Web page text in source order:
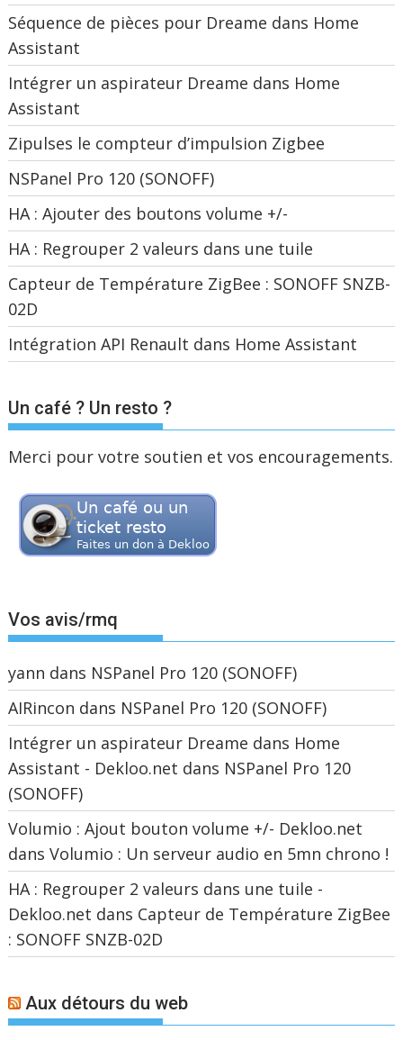
Séquence de pièces pour Dreame dans Home
Assistant
Intégrer un aspirateur Dreame dans Home
Assistant
Zipulses le compteur d’impulsion Zigbee
NSPanel Pro 120 (SONOFF)
HA : Ajouter des boutons volume +/-
HA : Regrouper 2 valeurs dans une tuile
Capteur de Température ZigBee : SONOFF SNZB-
02D
Intégration API Renault dans Home Assistant
Un café ? Un resto ?
Merci pour votre soutien et vos encouragements.
Vos avis/rmq
yann dans NSPanel Pro 120 (SONOFF)
AIRincon dans NSPanel Pro 120 (SONOFF)
Intégrer un aspirateur Dreame dans Home
Assistant - Dekloo.net dans NSPanel Pro 120
(SONOFF)
Volumio : Ajout bouton volume +/- Dekloo.net
dansVolumio : Un serveur audio en 5mn chrono !
HA : Regrouper 2 valeurs dans une tuile -
Dekloo.net dans Capteur de Température ZigBee
: SONOFF SNZB-02D
Aux détours du web